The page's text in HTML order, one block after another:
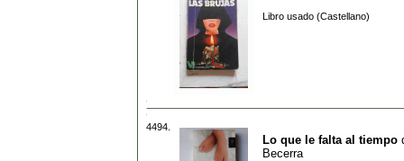
Libro usado (Castellano)
4494.
Lo que le falta al tiempo
Becerra